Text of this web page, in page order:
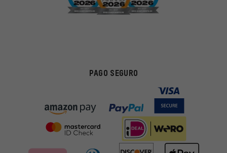
PAGO SEGURO